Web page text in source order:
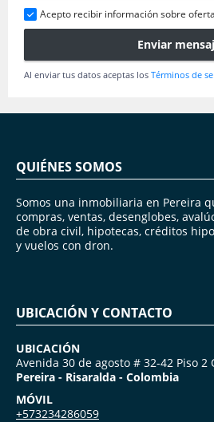
Acepto recibir información sobre
Enviar
Al enviar tus datos aceptas los Términos de
QUIÉNES SOMOS
Somos una inmobiliaria en Pereira
compras, ventas, desenglobes,
de obra civil, hipotecas, créditos
y vuelos con dron.
UBICACIÓN Y CONTACTO
UBICACIÓN
Avenida 30 de agosto # 32-42 Piso 2
Pereira - Risaralda - Colombia
MÓVIL
+573234286059